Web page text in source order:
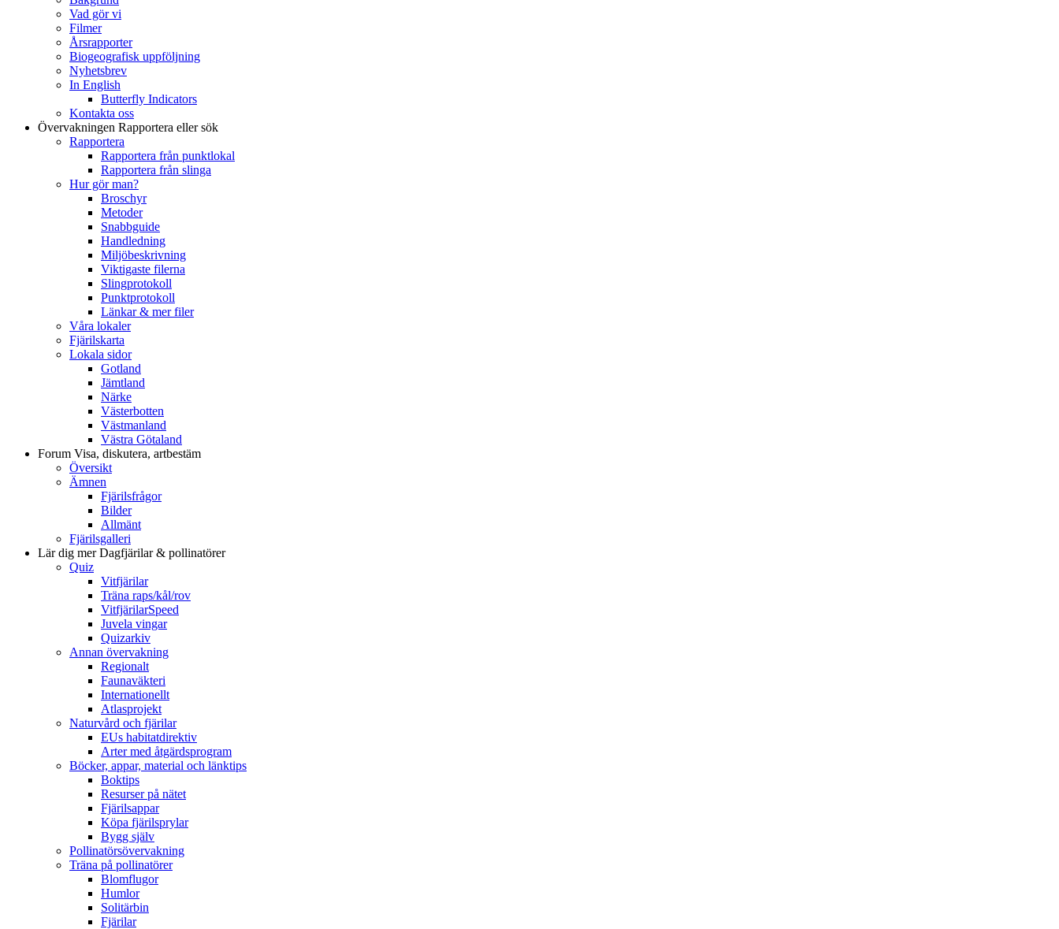
Vad gör vi
Filmer
Årsrapporter
Biogeografisk uppföljning
Nyhetsbrev
In English
Butterfly Indicators
Kontakta oss
Övervakningen Rapportera eller sök
Rapportera
Rapportera från punktlokal
Rapportera från slinga
Hur gör man?
Broschyr
Metoder
Snabbguide
Handledning
Miljöbeskrivning
Viktigaste filerna
Slingprotokoll
Punktprotokoll
Länkar & mer filer
Våra lokaler
Fjärilskarta
Lokala sidor
Gotland
Jämtland
Närke
Västerbotten
Västmanland
Västra Götaland
Forum Visa, diskutera, artbestäm
Översikt
Ämnen
Fjärilsfrågor
Bilder
Allmänt
Fjärilsgalleri
Lär dig merDagfjärilar & pollinatörer
Quiz
Vitfjärilar
Träna raps/kål/rov
VitfjärilarSpeed
Juvela vingar
Quizarkiv
Annan övervakning
Regionalt
Faunaväkteri
Internationellt
Atlasprojekt
Naturvård och fjärilar
EUs habitatdirektiv
Arter med åtgärdsprogram
Böcker, appar, material och länktips
Boktips
Resurser på nätet
Fjärilsappar
Köpa fjärilsprylar
Bygg själv
Pollinatörsövervakning
Träna på pollinatörer
Blomflugor
Humlor
Solitärbin
Fjärilar